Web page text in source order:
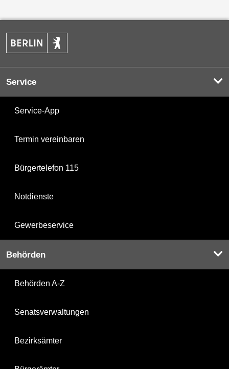
Service
Service-App
Termin vereinbaren
Bürgertelefon 115
Notdienste
Gewerbeservice
Behörden
Behörden A-Z
Senatsverwaltungen
Bezirksämter